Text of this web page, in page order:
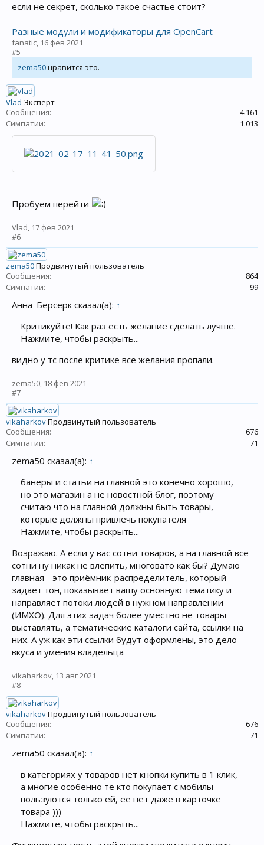
если не секрет, сколько такое счастье стоит?
Разные модули и модификаторы для OpenCart
fanatic, 16 фев 2021
#5
zema50нравится это.
Vlad Эксперт
Сообщения:
4.161
Симпатии:
1.013
Пробуем перейти
Vlad, 17 фев 2021
#6
zema50Продвинутый пользователь
Сообщения:
864
Симпатии:
99
Анна_Берсерк сказал(а): ↑
Критикуйте! Как раз есть желание сделать лучше.
Нажмите, чтобы раскрыть...
видно у тс после критике все желания пропали.
zema50, 18 фев 2021
#7
vikaharkovПродвинутый пользователь
Сообщения:
676
Симпатии:
71
zema50 сказал(а): ↑
банеры и статьи на главной это конечно хорошо,
но это магазин а не новостной блог, поэтому
считаю что на главной должны быть товары,
которые должны привлечь покупателя
Нажмите, чтобы раскрыть...
Возражаю. А если у вас сотни товаров, а на главной все
сотни ну никак не влепить, многовато как бы? Думаю
главная - это приёмник-распределитель, который
задаёт тон, показывает вашу основную тематику и
направляет потоки людей в нужном направлении
(ИМХО). Для этих задач более уместно не товары
выставлять, а тематические каталоги сайта, ссылки на
них. А уж как эти ссылки будут оформлены, это дело
вкуса и умения владельца
vikaharkov, 13 авг 2021
#8
vikaharkovПродвинутый пользователь
Сообщения:
676
Симпатии:
71
zema50 сказал(а): ↑
в категориях у товаров нет кнопки купить в 1 клик,
а многие особенно те кто покупает с мобилы
пользуются только ей, ее нет даже в карточке
товара )))
Нажмите, чтобы раскрыть...